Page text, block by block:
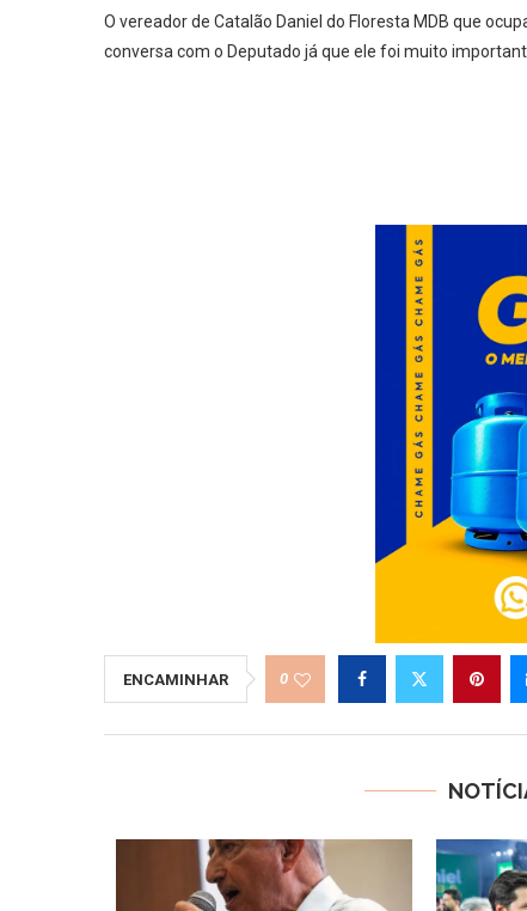
O vereador de Catalão Daniel do Floresta MDB que
conversa com o Deputado já que ele foi muito
ENCAMINHAR 0